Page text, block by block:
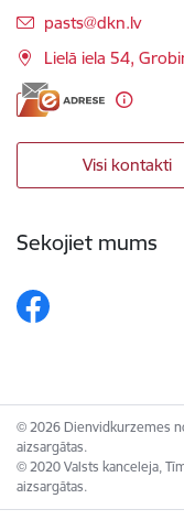
E-pasts:
pasts@dkn.lv
Lielā iela 54,
Visi kontakti
Sekojiet mums
© 2026 Dienvidkurzemes
aizsargātas.
© 2020 Valsts kanceleja,
aizsargātas.